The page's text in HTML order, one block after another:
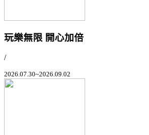
玩樂無限 開心加倍
/
2026.07.30~2026.09.02